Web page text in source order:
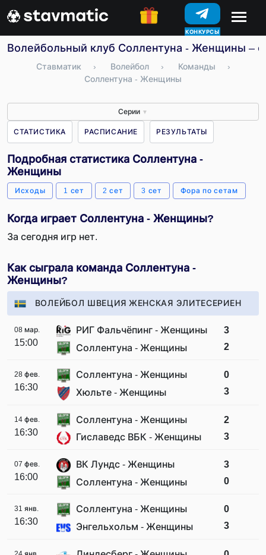
КОНКУРСЫ
Волейбольный клуб Соллентуна - Женщины –
Ставматик › Волейбол › Команды
›
Соллентуна - Женщины
Серии ▼
СТАТИСТИКА РАСПИСАНИЕ РЕЗУЛЬТАТЫ
Подробная статистика Соллентуна -
Женщины
Исходы 1 сет 2 сет 3 сет Фора по сетам
Когда играет Соллентуна - Женщины?
За сегодня игр нет.
Как сыграла команда Соллентуна -
Женщины?
ВОЛЕЙБОЛ ШВЕЦИЯ ЖЕНСКАЯ ЭЛИТЕСЕРИЕН
08 мар.
15:00
РИГ Фальчёпинг - Женщины
Соллентуна - Женщины
3
2
28 фев.
16:30
Соллентуна - Женщины
Хюльте - Женщины
0
3
14 фев.
16:30
Соллентуна - Женщины
Гиславедс ВБК - Женщины
2
3
07 фев.
16:00
ВК Лундс - Женщины
Соллентуна - Женщины
3
0
31 янв.
16:30
Соллентуна - Женщины
Энгельхольм - Женщины
0
3